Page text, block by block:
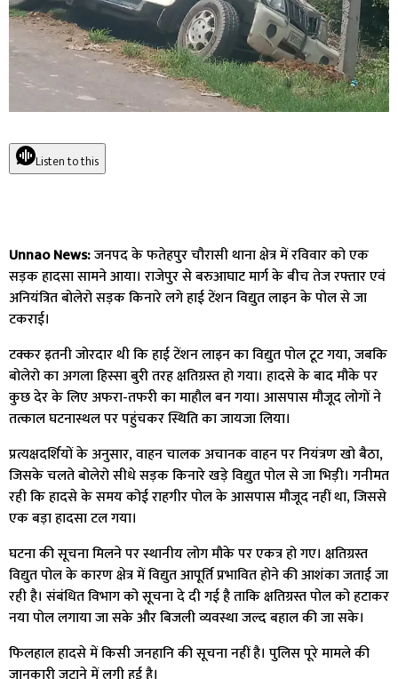
Listen to this
Unnao News:जनपद के फतेहपुर चौरासी थाना क्षेत्र में रविवार को एक
सड़क हादसा सामने आया। राजेपुर से बरुआघाट मार्ग के बीच तेज रफ्तार एवं
अनियंत्रित बोलेरो सड़क किनारे लगे हाई टेंशन विद्युत लाइन के पोल से जा
टकराई।
टक्कर इतनी जोरदार थी कि हाई टेंशन लाइन का विद्युत पोल टूट गया, जबकि
बोलेरो का अगला हिस्सा बुरी तरह क्षतिग्रस्त हो गया। हादसे के बाद मौके पर
कुछ देर के लिए अफरा-तफरी का माहौल बन गया। आसपास मौजूद लोगों ने
तत्काल घटनास्थल पर पहुंचकर स्थिति का जायजा लिया।
प्रत्यक्षदर्शियों के अनुसार, वाहन चालक अचानक वाहन पर नियंत्रण खो बैठा,
जिसके चलते बोलेरो सीधे सड़क किनारे खड़े विद्युत पोल से जा भिड़ी। गनीमत
रही कि हादसे के समय कोई राहगीर पोल के आसपास मौजूद नहीं था, जिससे
एक बड़ा हादसा टल गया।
घटना की सूचना मिलने पर स्थानीय लोग मौके पर एकत्र हो गए। क्षतिग्रस्त
विद्युत पोल के कारण क्षेत्र में विद्युत आपूर्ति प्रभावित होने की आशंका जताई जा
रही है। संबंधित विभाग को सूचना दे दी गई है ताकि क्षतिग्रस्त पोल को हटाकर
नया पोल लगाया जा सके और बिजली व्यवस्था जल्द बहाल की जा सके।
फिलहाल हादसे में किसी जनहानि की सूचना नहीं है। पुलिस पूरे मामले की